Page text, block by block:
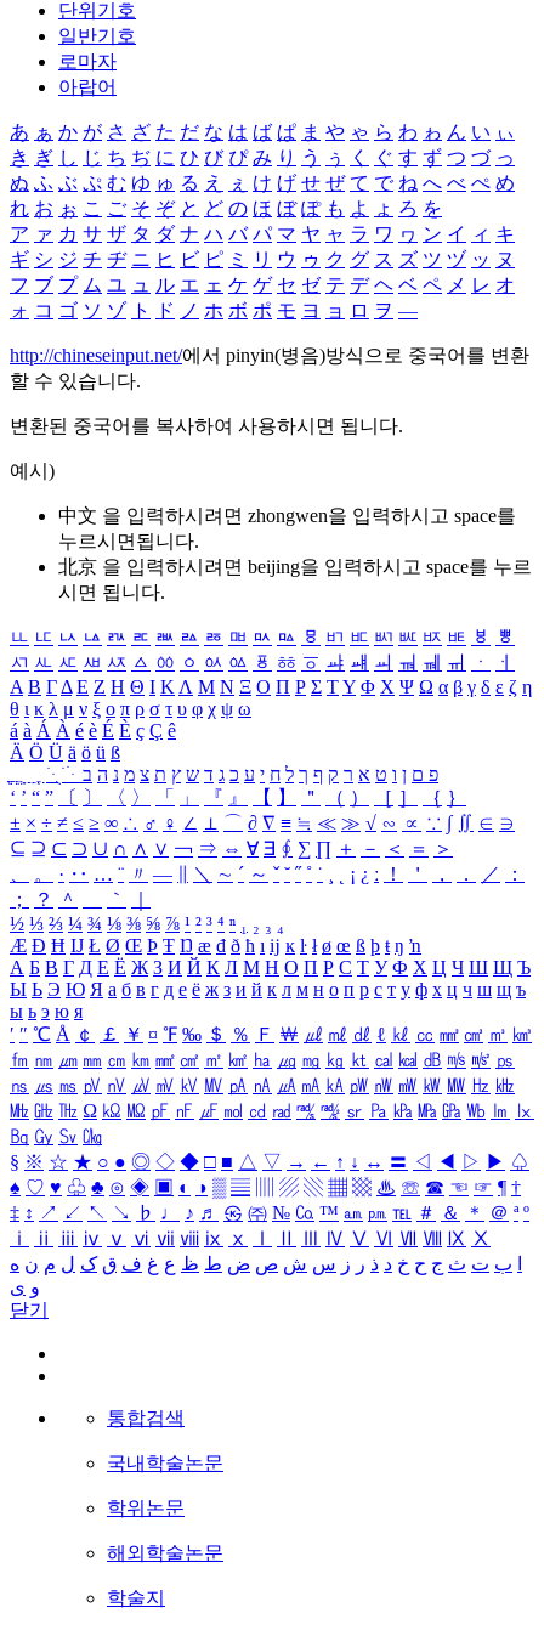
단위기호
일반기호
로마자
아랍어
あ ぁ か が さ ざ た だ な は ば ぱ ま や ゃ ら わ ゎ ん い ぃ
き ぎ し じ ち ぢ に ひ び ぴ み り う ぅ く ぐ す ず つ づ っ
ぬ ふ ぶ ぷ む ゆ ゅ る え ぇ け げ せ ぜ て で ね へ べ ぺ め
れ お ぉ こ ご そ ぞ と ど の ほ ぼ ぽ も よ ょ ろ を
ア ァ カ サ ザ タ ダ ナ ハ バ パ マ ヤ ャ ラ ワ ヮ ン イ ィ キ
ギ シ ジ チ ヂ ニ ヒ ビ ピ ミ リ ウ ゥ ク グ ス ズ ツ ヅ ッ ヌ
フ ブ プ ム ユ ュ ル エ ェ ケ ゲ セ ゼ テ デ ヘ ベ ペ メ レ オ
ォ コ ゴ ソ ゾ ト ド ノ ホ ボ ポ モ ヨ ョ ロ ヲ ―
http://chineseinput.net/에서 pinyin(병음)방식으로 중국어를 변환
할 수 있습니다.
변환된 중국어를 복사하여 사용하시면 됩니다.
예시)
中文 을 입력하시려면 zhongwen을 입력하시고 space를
누르시면됩니다.
北京 을 입력하시려면 beijing을 입력하시고 space를 누르
시면 됩니다.
ㅥ ㅦ ㅧ ㅨ ㅩ ㅪ ㅫ ㅬ ㅭ ㅮ ㅯ ㅰ ㅱ ㅲ ㅳ ㅴ ㅵ ㅶ ㅷ ㅸ
ㅹ
ㅺ ㅻ ㅼ ㅽ ㅾ ㅿ ㆀ ㆁ ㆂ ㆃ ㆄ ㆅ ㆆ ㆇ ㆈ ㆉ ㆊ ㆋ ㆌ ㆍ
ㆎ
Α Β ΓΔ Ε Ζ Η Θ Ι ΚΛ Μ Ν Ξ Ο Π Ρ Σ ΤΥ Φ Χ Ψ Ω α β γ δ ε ζ η
θ ι κ λ μ ν ξ ο π ρ σ τ υ φ χ ψ ω
á à Á À é è É È ç Ç ê
Ä Ö Ü ä ö ü ß
ִֶֹ ֻּ ׁׂ פ ם ן ו ט א ר ק ף ך ל ח י ע כ ג ד ש ץ ת צ מ נ ה ב
‘ ’ “ ” 〔 〕 〈 〉 「 」 『 』 【 】 ＂ （ ） ［ ］ ｛ ｝
± × ÷ ≠ ≤ ≥ ∞ ∴ ♂ ♀ ∠ ⊥ ⌒ ∂ ∇ ≡ ≒ ≪ ≫ √ ∽ ∝ ∵ ∫ ∬ ∈ ∋
⊆ ⊇ ⊂ ⊃ ∪ ∩ ∧ ∨ ￢ ⇒ ⇔ ∀ ∃ ∮ ∑ ∏ ＋ － ＜ ＝
＞
、
。 · ‥ … ¨ 〃 ― ＼ ∼ ´ ～ ˇ ˘ ˝ ˚ ˙ ¸ ¡ ¿ ː ！ ＇ ， ． ／
：
；
？ ＾ ｀
½ ⅓ ⅔ ¼ ¾ ⅛ ⅜ ⅝ ⅞ ¹ ² ³ ⁴ ⁿ ₁ ₂ ₃ ₄
Æ Ð Ħ Ĳ Ł Ø Œ Þ Ŧ Ŋ æ đ ð ħ ı ĳ ĸ ŀ ł ø œ ß þ ŧ ŋ ŉ
А Б В Г Д Е Ё Ж З И Й К Л М Н О П Р С Т У Ф Х Ц Ч Ш Щ Ъ
Ы Ь Э Ю Я а б в г д е ё ж з и й к л м н о п р с т у ф х ц ч ш щ ъ
ы ь э ю я
′ ″ ℃ Å ￠ ￡ ￥ ¤ ℉ ‰ ＄ ％ Ｆ ￦ ㎕ ㎖ ㎗ ℓ ㎘ ㏄ ㎣ ㎤ ㎥ ㎦
㎙ ㎚ ㎛ ㎜ ㎝ ㎞ ㎟ ㎠ ㎡ ㎢ ㏊ ㎍ ㎎ ㎏ ㏏ ㎈ ㎉ ㏈ ㎧ ㎨ ㎰
㎱ ㎲ ㎳ ㎴ ㎵ ㎶ ㎷ ㎸ ㎹ ㎀ ㎁ ㎂ ㎃ ㎄ ㎺ ㎻ ㎽ ㎾ ㎿ ㎐ ㎑
㎒ ㎓ ㎔ Ω ㏀ ㏁ ㎊ ㎋ ㎌ ㏖ ㏅ ㎭ ㎮ ㎯ ㏛ ㎩ ㎪ ㎫ ㎬ ㏝ ㏐
㏓
㏃ ㏉ ㏜ ㏆
§ ※ ☆ ★ ○ ● ◎ ◇ ◆ □ ■ △ ▽ → ← ↑ ↓ ↔ 〓 ◁ ◀ ▷ ▶ ♤
♠ ♡ ♥ ♧ ♣ ⊙ ◈ ▣ ◐ ◑ ▒ ▤ ▨ ▧ ▦ ▩ ♨ ☏ ☎ ☜ ☞ ¶ †
‡ ↕ ↗ ↙ ↖ ↘ ♭ ♩ ♪ ♬ ㉿ ㈜ № ㏇ ™ ㏂ ㏘ ℡ ＃ ＆ ＊ ＠ ª º
ⅰ
ⅱ ⅲ ⅳ ⅴ ⅵ ⅶ ⅷ ⅸ ⅹ Ⅳ Ⅴ Ⅵ Ⅶ Ⅷ Ⅸ Ⅹ
ب ت ث ج ح خ د ذ ر ز س ش ص ض ط ظ ع غ ف ق ک ل م ن ه
و ی
닫기
통합검색
국내학술논문
학위논문
해외학술논문
학술지